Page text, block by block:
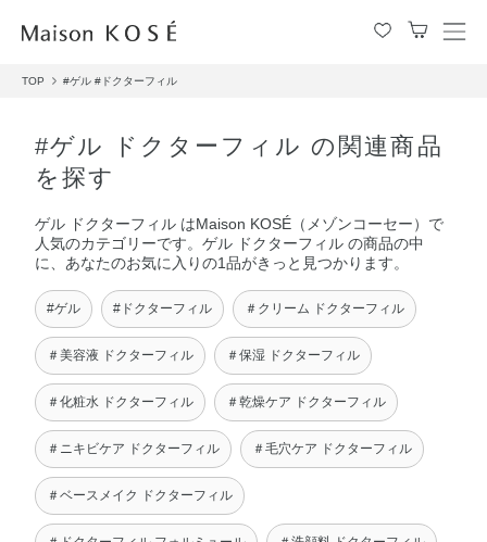
メ
TOP #ゲル #ドクターフィル
#ゲル ドクターフィル の関連商品
を探す
ゲル ドクターフィル はMaison KOSÉ（メゾンコーセー）で
人気のカテゴリーです。ゲル ドクターフィル の商品の中
に、あなたのお気に入りの1品がきっと見つかります。
#ゲル #ドクターフィル ＃クリーム ドクターフィル
＃美容液 ドクターフィル ＃保湿 ドクターフィル
＃化粧水 ドクターフィル ＃乾燥ケア ドクターフィル
＃ニキビケア ドクターフィル ＃毛穴ケア ドクターフィル
＃ベースメイク ドクターフィル